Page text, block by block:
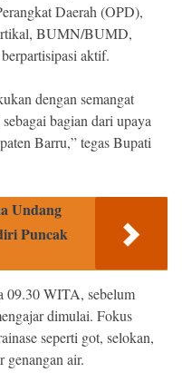
Daerah (OPD),
BUMN/BUMD,
aktif.
dengan semangat
bagian dari upaya
Barru,” tegas Bupati
Undang
Puncak
09.30 WITA, sebelum
dimulai. Fokus
seperti got, selokan,
genangan air.